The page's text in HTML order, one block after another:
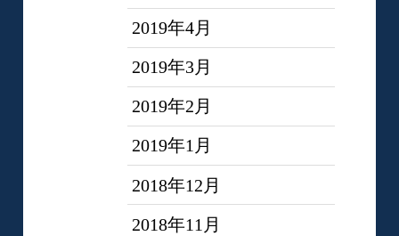
2019年4月
2019年3月
2019年2月
2019年1月
2018年12月
2018年11月